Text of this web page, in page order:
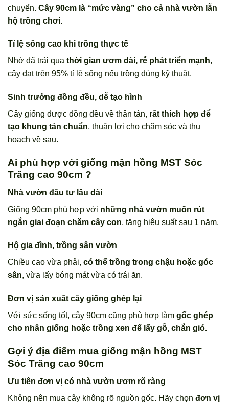
chuyển. Cây 90cm là “mức vàng” cho cả nhà vườn lẫn
hộ trồng chơi.
Tỉ lệ sống cao khi trồng thực tế
Nhờ đã trải qua thời gian ươm dài, rễ phát triển mạnh,
cây đạt trên 95% tỉ lệ sống nếu trồng đúng kỹ thuật.
Sinh trưởng đồng đều, dễ tạo hình
Cây giống được đồng đều về thân tán, rất thích hợp để
tạo khung tán chuẩn, thuận lợi cho chăm sóc và thu
hoạch về sau.
Ai phù hợp với giống mận hồng MST Sóc
Trăng cao 90cm ?
Nhà vườn đầu tư lâu dài
Giống 90cm phù hợp với những nhà vườn muốn rút
ngắn giai đoạn chăm cây con, tăng hiệu suất sau 1 năm.
Hộ gia đình, trồng sân vườn
Chiều cao vừa phải, có thể trồng trong chậu hoặc góc
sân, vừa lấy bóng mát vừa có trái ăn.
Đơn vị sản xuất cây giống ghép lại
Với sức sống tốt, cây 90cm cũng phù hợp làm gốc ghép
cho nhân giống hoặc trồng xen để lấy gỗ, chắn gió.
Gợi ý địa điểm mua giống mận hồng MST
Sóc Trăng cao 90cm
Ưu tiên đơn vị có nhà vườn ươm rõ ràng
Không nên mua cây không rõ nguồn gốc. Hãy chọn đơn vị